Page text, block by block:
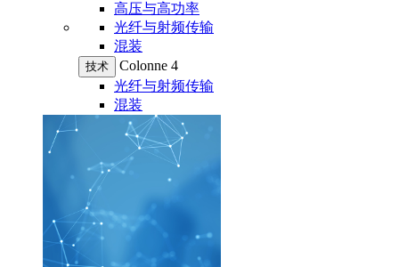
高压与高功率
光纤与射频传输
混装
技术
Colonne 4
光纤与射频传输
混装